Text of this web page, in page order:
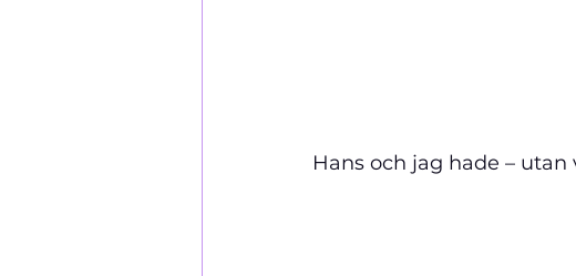
Hans och jag hade –